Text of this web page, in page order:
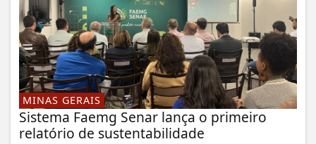
MINAS GERAIS
Sistema Faemg Senar lança o primeiro
relatório de sustentabilidade